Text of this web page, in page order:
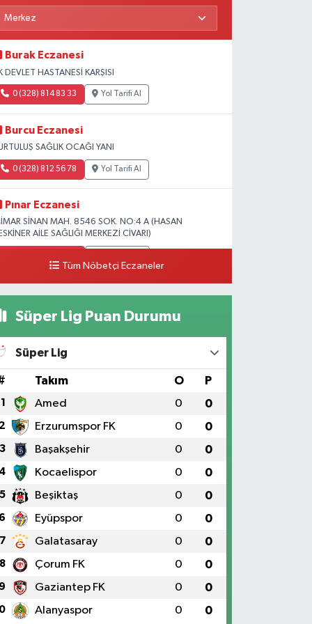
Burak Eczanesi
DEVLET HASTANESİ KARŞISI
0 (328) 814 83 33 Yol Tarifi Al
Burcu Eczanesi
SAĞLIK OCAĞI YANI
0 (328) 812 56 78 Yol Tarifi Al
Pınar Eczanesi
SİNAN MAH. 8546 SOK. NO:4 A (HASAN
AİLE SAĞLIĞI MERKEZİ CİVARI)
Tüm Nöbetçi Eczaneler
Süper Lig Puan Durumu
Süper Lig
Takım O P
1 Amed 0 0
2 Erzurumspor FK 0 0
3 Başakşehir 0 0
4 Kocaelispor 0 0
5 Beşiktaş 0 0
6 Eyüpspor 0 0
7 Galatasaray 0 0
8 Çorum FK 0 0
9 Gaziantep FK 0 0
Alanyaspor 0 0